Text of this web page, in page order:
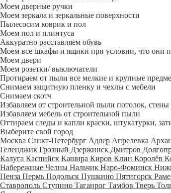
Моем дверные ручки
Моем зеркала и зеркальные поверхности
Пылесосим коврик и пол
Моем пол и плинтуса
Аккуратно расставляем обувь
Моем все шкафы и ящики при условии, что они
Моем двери
Моем розетки/ выключатели
Протираем от пыли все мелкие и крупные
Снимаем защитную пленку и чехлы с мебели
Снимаем скотч
Избавляем от строительной пыли потолок,
Избавляем мебель от строительной пыли
Оттираем следы и капли краски, штукатурки,
Выберите свой город
Москва Санкт-Петербург Адлер Апрелевка
Геленджик Грозный Дзержинск Дмитров
Калуга Каспийск Кашира Киров Клин Королёв
Набережные Челны Нальчик Наро-Фоминск
Пенза Пермь Подольск Пушкино Пятигорск
Ставрополь Ступино Таганрог Тамбов Тверь